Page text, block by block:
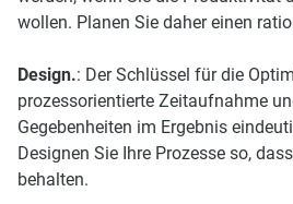
wollen. Planen Sie daher einen
Design.: Der Schlüssel für die
prozessorientierte Zeitaufnahme
Gegebenheiten im Ergebnis
Designen Sie Ihre Prozesse so,
behalten.